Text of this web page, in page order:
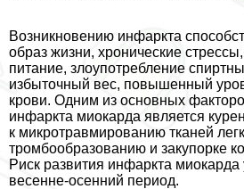
Возникновению инфаркта
образ жизни, хронические
питание, злоупотрeбление
избыточный вес, повышенный
крови. Одним из основных
инфаркта миокарда является
к микротравмированию тканей
тромбообразованию и закупорке
Риск развития инфаркта миокарда
весенне-осенний период.